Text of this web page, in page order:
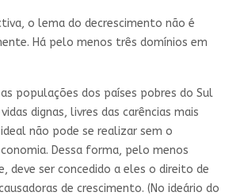
o lema do decrescimento não é
Há pelo menos três domínios em
populações dos países pobres do Sul
dignas, livres das carências mais
ideal não pode se realizar sem o
Dessa forma, pelo menos
deve ser concedido a eles o direito de
de crescimento. (No ideário do